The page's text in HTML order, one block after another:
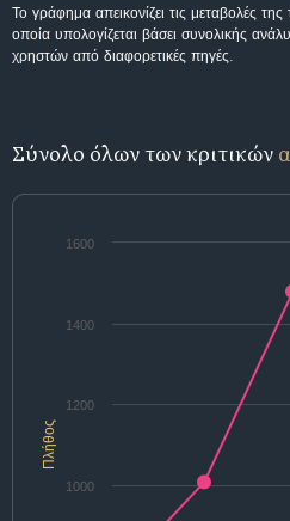
Το γράφημα απεικονίζει τις μεταβολές
οποία υπολογίζεται βάσει συνολικής
χρηστών από διαφορετικές πηγές.
Σύνολο όλων των κριτικών
Πλήθος
1000
1200
1400
1600